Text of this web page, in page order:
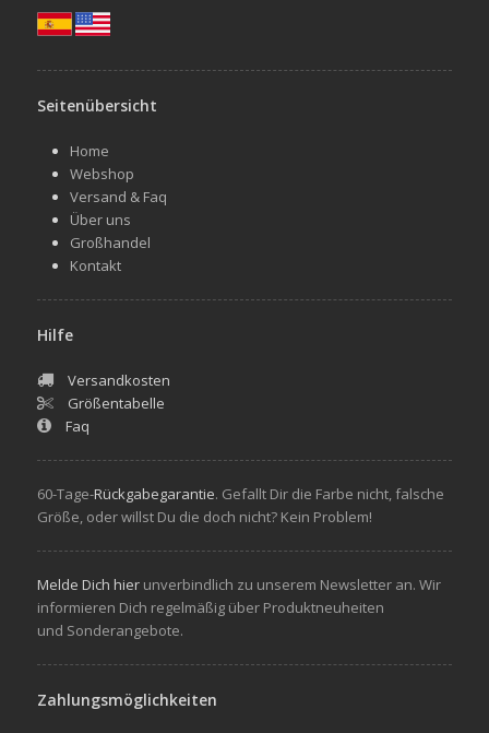
Seitenübersicht
Home
Webshop
Versand & Faq
Über uns
Großhandel
Kontakt
Hilfe
Versandkosten
Größentabelle
Faq
60-Tage-Rückgabegarantie. Gefallt Dir die Farbe nicht, falsche
Größe, oder willst Du die doch nicht? Kein Problem!
Melde Dich hierunverbindlich zu unserem Newsletter an. Wir
informieren Dich regelmäßig über Produktneuheiten
und Sonderangebote.
Zahlungsmöglichkeiten